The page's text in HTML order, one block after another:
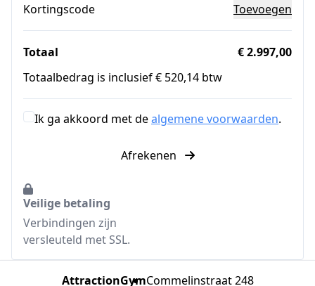
Kortingscode Toevoegen
Totaal
€ 2.997,00
Totaalbedrag is inclusief € 520,14 btw
Ik ga akkoord met dealgemene voorwaarden.
Afrekenen
Veilige betaling
Verbindingen zijn
versleuteld met SSL.
AttractionGymCommelinstraat 248